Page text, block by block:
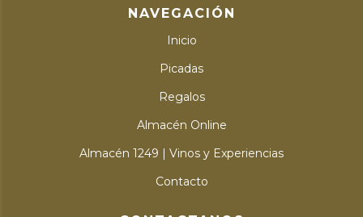
NAVEGACIÓN
Inicio
Picadas
Regalos
Almacén Online
Almacén 1249 | Vinos y Experiencias
Contacto